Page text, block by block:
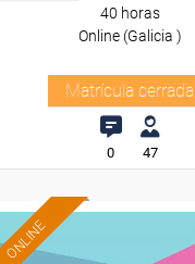
40 horas
Online (Galicia )
Matrícula cerrada
0 47
ONLINE